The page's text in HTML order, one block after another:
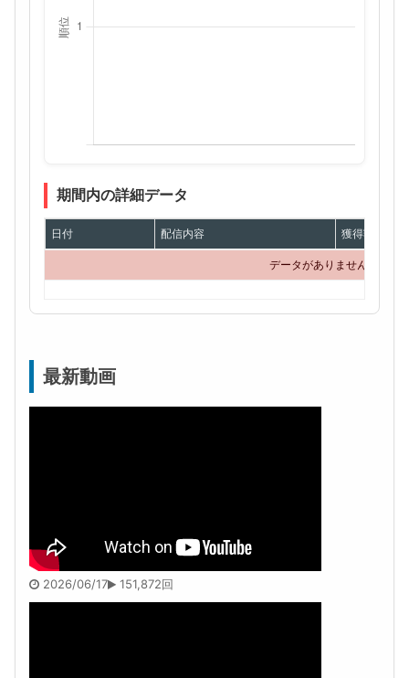
期間内の詳細データ
日付 配信内容 獲得額
データがありません
最新動画
2026/06/17 151,872回